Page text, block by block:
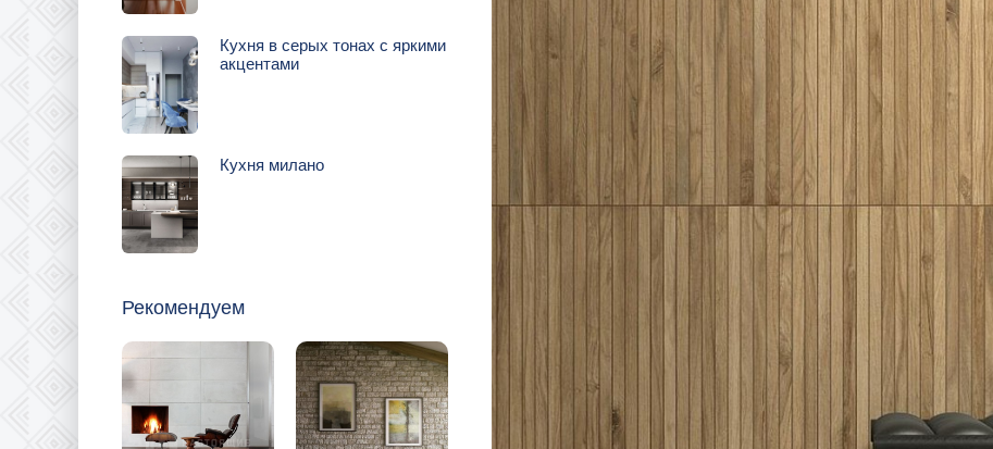
Кухня в серых тонах с яркими
акцентами
Кухня милано
Рекомендуем